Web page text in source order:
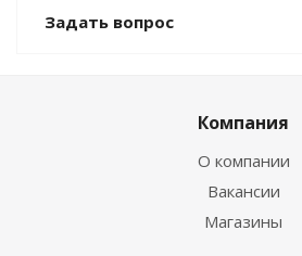
Задать вопрос
Компания
О компании
Вакансии
Магазины